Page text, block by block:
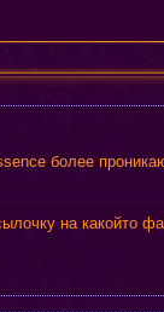
более
на какойто